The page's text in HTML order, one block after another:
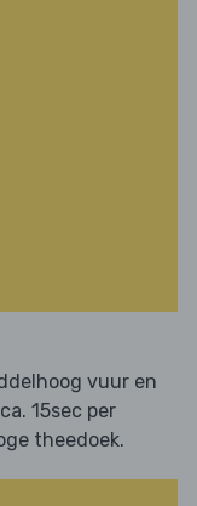
vuur en
15sec per
theedoek.